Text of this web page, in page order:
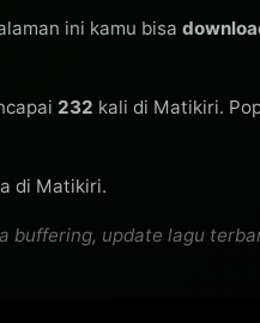
ini kamu bisa
232 kali di Matikiri.
di Matikiri.
buffering, update lagu